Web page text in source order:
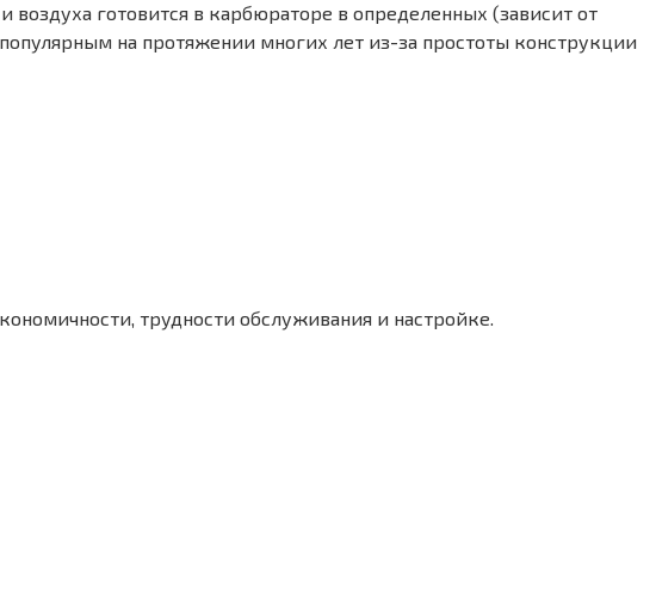
воздуха готовится в карбюраторе в определенных (зависит от
на протяжении многих лет из-за простоты конструкции
трудности обслуживания и настройке.